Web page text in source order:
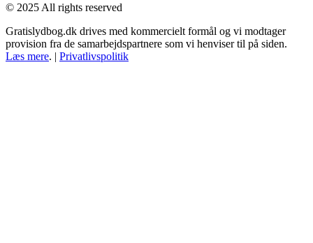
© 2025 All rights reserved
Gratislydbog.dk drives med kommercielt formål og vi modtager
provision fra de samarbejdspartnere som vi henviser til på siden.
Læs mere. | Privatlivspolitik